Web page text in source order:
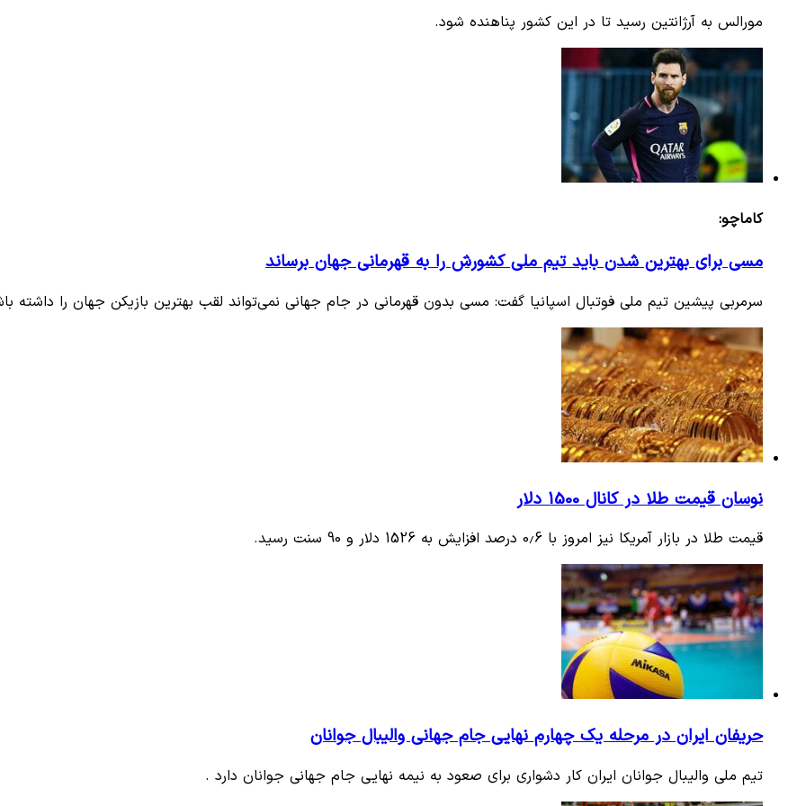
مورالس به آرژانتین رسید تا در این کشور پناهنده شود.
کاماچو:
مسی برای بهترین شدن باید تیم ملی کشورش را به قهرمانی جهان برساند
سرمربی پیشین تیم ملی فوتبال اسپانیا گفت: مسی بدون قهرمانی در جام جهانی نمی‌تواند لقب بهترین بازیکن جهان را داشته
نوسان قیمت طلا در کانال 1500 دلار
قیمت طلا در بازار آمریکا نیز امروز با 0.6 درصد افزایش به 1526 دلار و 90 سنت رسید.
حریفان ایران در مرحله یک چهارم نهایی جام جهانی والیبال جوانان
تیم ملی والیبال جوانان ایران کار دشواری برای صعود به نیمه نهایی جام جهانی جوانان دارد .